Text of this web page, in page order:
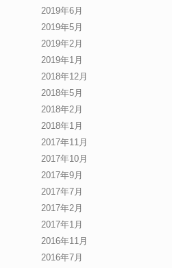
2019年6月
2019年5月
2019年2月
2019年1月
2018年12月
2018年5月
2018年2月
2018年1月
2017年11月
2017年10月
2017年9月
2017年7月
2017年2月
2017年1月
2016年11月
2016年7月